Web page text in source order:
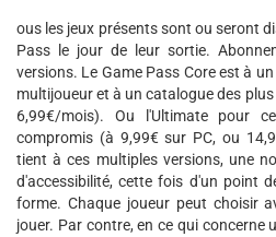
ous les jeux présents sont ou seront
Pass le jour de leur sortie.
versions. Le Game Pass Core est à
multijoueur et à un catalogue des
6,99€/mois). Ou l'Ultimate pour
compromis (à 9,99€ sur PC, ou
tient à ces multiples versions, une
d'accessibilité, cette fois d'un point
forme. Chaque joueur peut choisir
jouer. Par contre, en ce qui concerne